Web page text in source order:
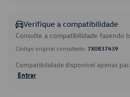
Verifique a compatibilidade
Consulte a compatibilidade fazendo
Código original consultado: 7X0837439
Compatibilidade disponível apenas
Entrar